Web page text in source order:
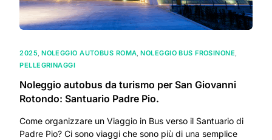
2025,NOLEGGIO AUTOBUS ROMA,NOLEGGIO BUS FROSINONE,
PELLEGRINAGGI
Noleggio autobus da turismo per San Giovanni
Rotondo: Santuario Padre Pio.
Come organizzare un Viaggio in Bus verso il Santuario di
Padre Pio? Ci sono viaggi che sono più di una semplice